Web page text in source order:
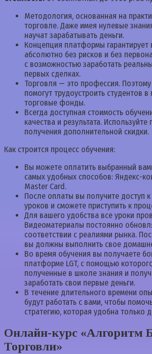
Методология, основанная на
торговле. Даже имея нулевые
научат зарабатывать деньги.
Концепция платформы гарантирует
абсолютно без рисков и без
с возможностью заработать
первых сделках.
Торговля — это профессия.
помогут трудоустроить студентов в
торговые фонды.
Всегда доступная стоимость
качества и результата.
получения дополнительной скидки.
Как строится процесс обучения:
Вы можете оплатить выбранный
самых удобных способов: Яндекс-
Master Card.
После оплаты вы получите доступ
уроков и сможете приступить к
Для вашего удобства все уроки
Видеоматериалы постоянно
соответствии с реалиями рынка.
вы должны выполнить свое
Во время обучения вы получаете
платформе LGT, с помощью
полученные в школе знания и
заработать свои первые деньги.
В течение длительного времени
будут работать с вами, чтобы
стратегию, которая удобна только
Онлайн-курс «Алгоритм
Торговли»